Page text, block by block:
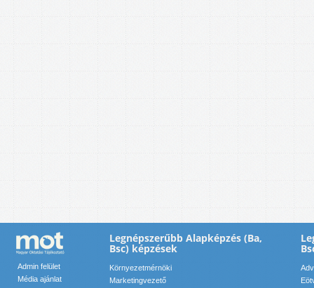
Admin felület
Média ajánlat
Legnépszerűbb Alapképzés (Ba,
Bsc) képzések
Környezetmérnöki
Marketingvezető